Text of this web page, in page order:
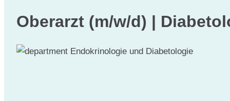
Oberarzt (m/w/d) |
Endokrinologie und Diabetologie